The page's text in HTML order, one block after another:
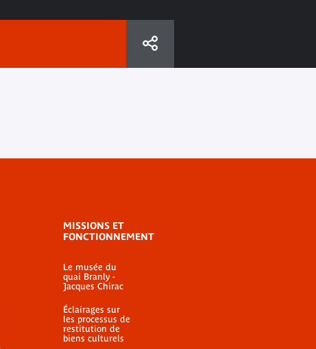
MISSIONS ET
FONCTIONNEMENT
Le musée du
quai Branly -
Jacques Chirac
Éclairages sur
les processus de
restitution de
biens culturels